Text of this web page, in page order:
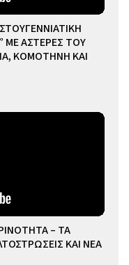
ΜΕ ΑΣΤΕΡΕΣ ΤΟΥ
ΚΟΜΟΤΗΝΗ ΚΑΙ
– ΤΑ
ΚΑΙ ΝΕΑ